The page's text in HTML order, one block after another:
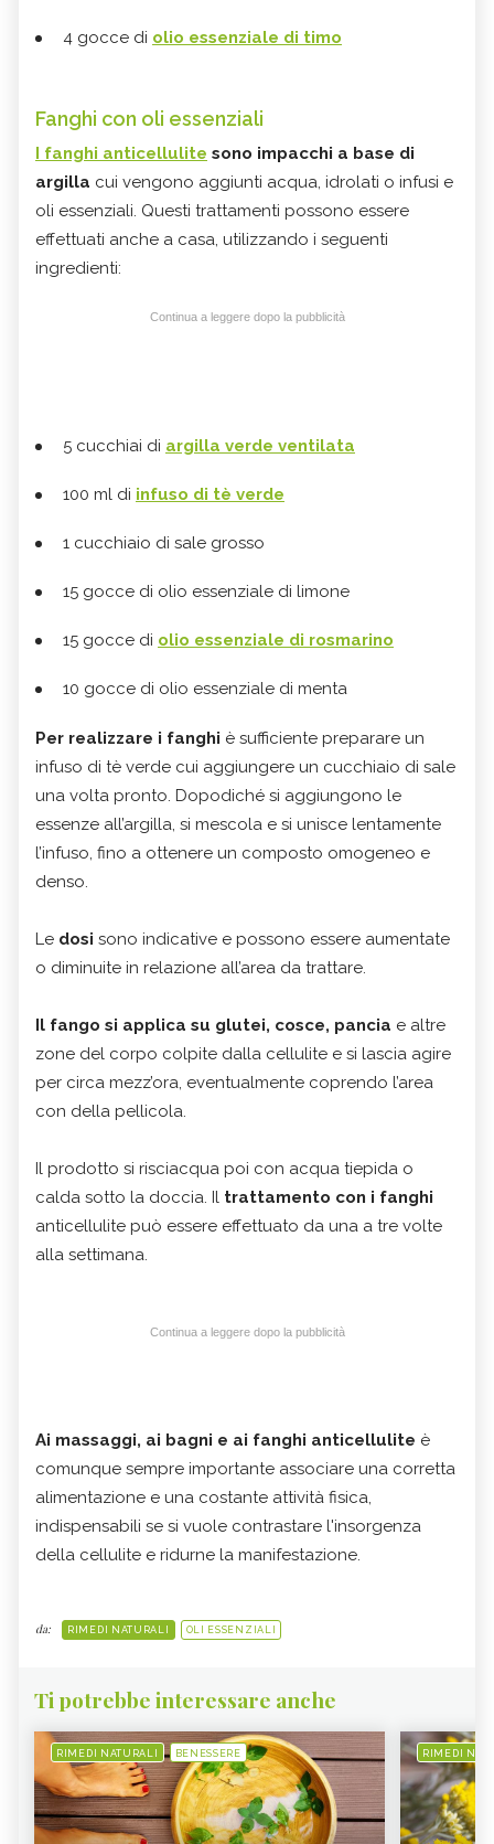
4 gocce di olio essenziale di timo
Fanghi con oli essenziali
I fanghi anticellulite sono impacchi a base di
argilla cui vengono aggiunti acqua, idrolati o infusi e
oli essenziali. Questi trattamenti possono essere
effettuati anche a casa, utilizzando i seguenti
ingredienti:
Continua a leggere dopo la pubblicità
5 cucchiai di argilla verde ventilata
100 ml di infuso di tè verde
1 cucchiaio di sale grosso
15 gocce di olio essenziale di limone
15 gocce di olio essenziale di rosmarino
10 gocce di olio essenziale di menta
Per realizzare i fanghi è sufficiente preparare un
infuso di tè verde cui aggiungere un cucchiaio di sale
una volta pronto. Dopodiché si aggiungono le
essenze all’argilla, si mescola e si unisce lentamente
l’infuso, fino a ottenere un composto omogeneo e
denso.
Le dosi sono indicative e possono essere aumentate
o diminuite in relazione all’area da trattare.
Il fango si applica su glutei, cosce, pancia e altre
zone del corpo colpite dalla cellulite e si lascia agire
per circa mezz’ora, eventualmente coprendo l’area
con della pellicola.
Il prodotto si risciacqua poi con acqua tiepida o
calda sotto la doccia. Il trattamento con i fanghi
anticellulite può essere effettuato da una a tre volte
alla settimana.
Continua a leggere dopo la pubblicità
Ai massaggi, ai bagni e ai fanghi anticellulite è
comunque sempre importante associare una corretta
alimentazione e una costante attività fisica,
indispensabili se si vuole contrastare l'insorgenza
della cellulite e ridurne la manifestazione.
da: RIMEDI NATURALI OLI ESSENZIALI
Ti potrebbe interessare anche
RIMEDI NATURALI BENESSERE RIMEDI